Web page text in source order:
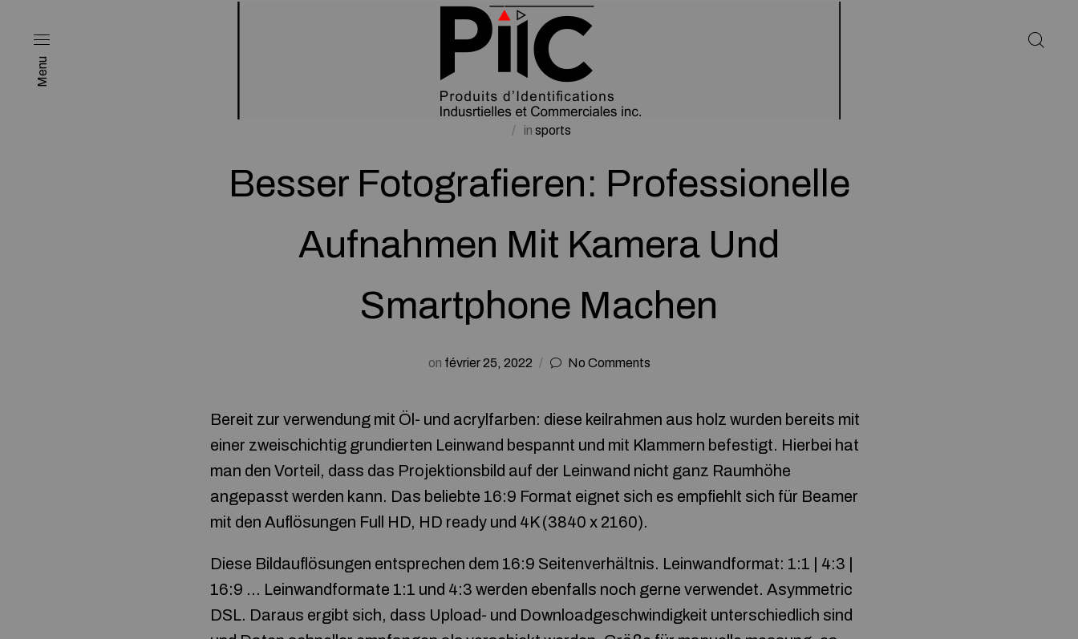
Menu
in sports
Besser Fotografieren: Professionelle
Aufnahmen Mit Kamera Und
Smartphone Machen
on février 25, 2022 No Comments
Bereit zur verwendung mit Öl- und acrylfarben: diese keilrahmen aus holz wurden bereits mit
einer zweischichtig grundierten Leinwand bespannt und mit Klammern befestigt. Hierbei hat
man den Vorteil, dass das Projektionsbild auf der Leinwand nicht ganz Raumhöhe
angepasst werden kann. Das beliebte 16:9 Format eignet sich es empfiehlt sich für Beamer
mit den Auflösungen Full HD, HD ready und 4K (3840 x 2160).
Diese Bildauflösungen entsprechen dem 16:9 Seitenverhältnis. Leinwandformat: 1:1 | 4:3 |
16:9 … Leinwandformate 1:1 und 4:3 werden ebenfalls noch gerne verwendet. Asymmetric
DSL. Daraus ergibt sich, dass Upload- und Downloadgeschwindigkeit unterschiedlich sind